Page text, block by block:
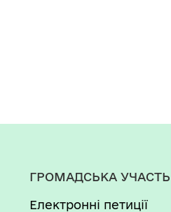
ГРОМАДСЬКА УЧАСТЬ
Електронні петиції